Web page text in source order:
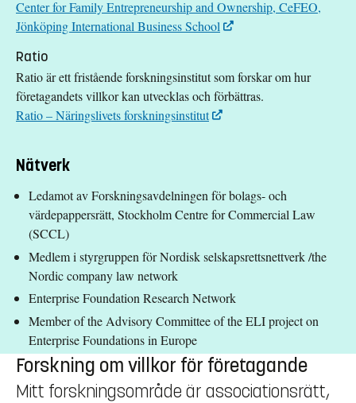
Center for Family Entrepreneurship and Ownership, CeFEO,
Jönköping International Business School
Ratio
Ratio är ett fristående forskningsinstitut som forskar om hur
företagandets villkor kan utvecklas och förbättras.
Ratio – Näringslivets forskningsinstitut
Nätverk
Ledamot av Forskningsavdelningen för bolags- och
värdepappersrätt, Stockholm Centre for Commercial Law
(SCCL)
Medlem i styrgruppen för Nordisk selskapsrettsnettverk /the
Nordic company law network
Enterprise Foundation Research Network
Member of the Advisory Committee of the ELI project on
Enterprise Foundations in Europe
Forskning om villkor för företagande
Mitt forskningsområde är associationsrätt,